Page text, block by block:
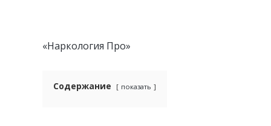
«Наркология Про»
Содержание показать